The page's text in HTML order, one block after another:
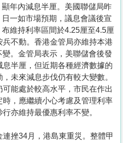
顯年內減息半厘。美國聯儲局昨
日一如市場預期，議息會議後宣
布維持利率區間於4.25厘至4.5厘
不動。香港金管局亦維持本港
。金管局表示，美聯儲會後發
半厘，但近期各種經濟數據的
未來減息步伐仍有較大變數。
能處於較高水平，市民在作出
，應繼續小心考慮及管理利率
亦維持最優惠利率不變。
連挫34月，港島東重災。整體甲